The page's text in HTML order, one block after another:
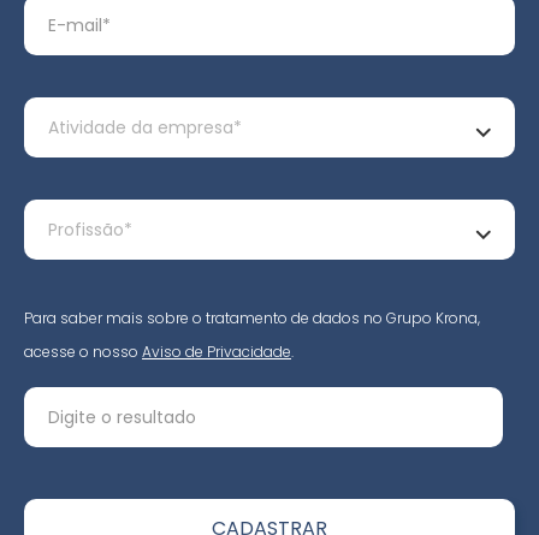
Para saber mais sobre o tratamento de dados no Grupo Krona,
acesse o nosso Aviso de Privacidade.